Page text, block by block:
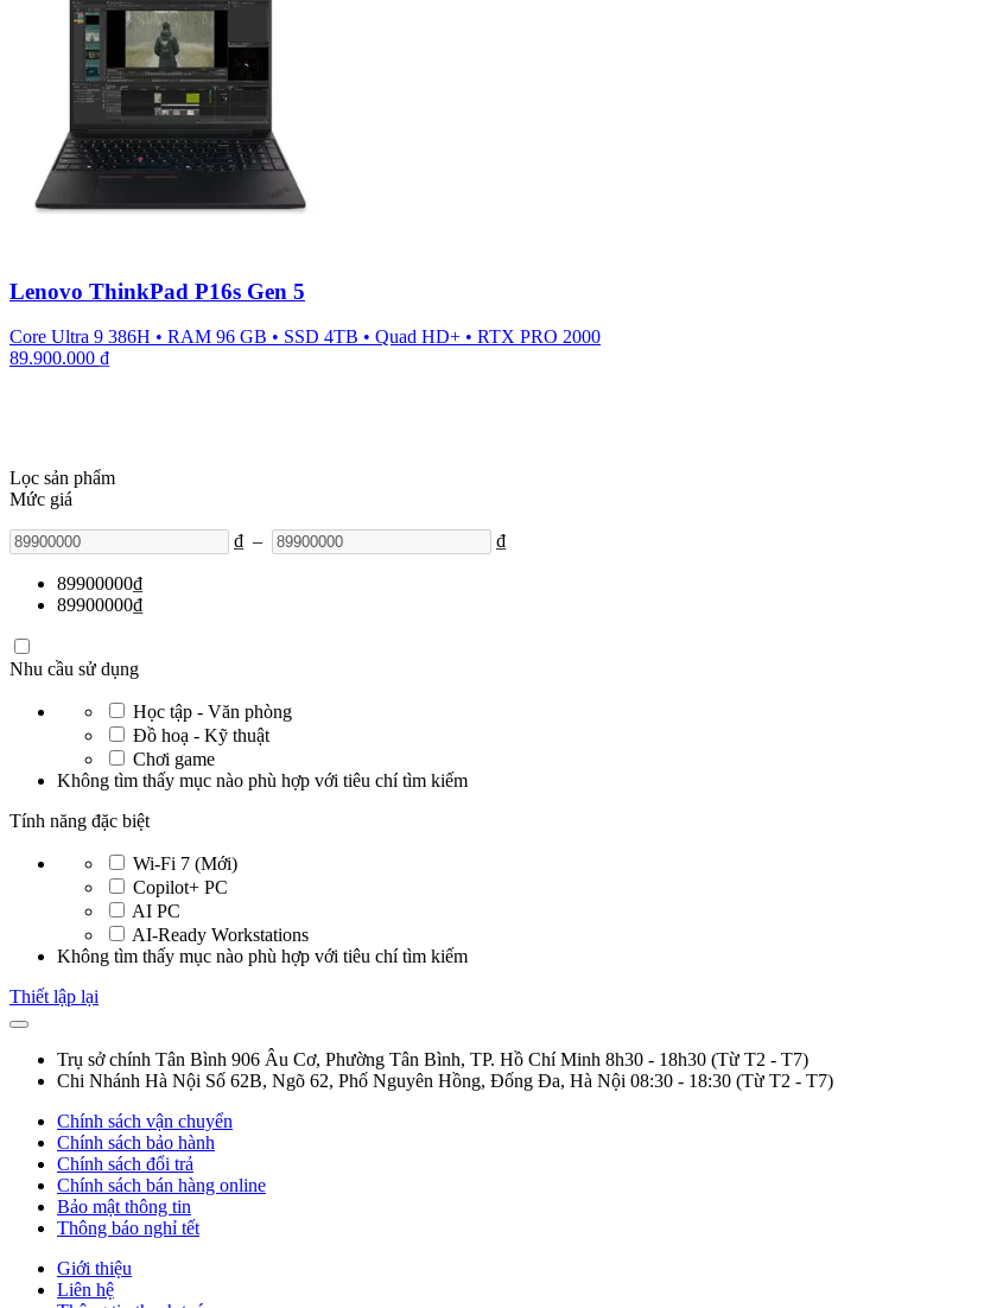
Lenovo ThinkPad P16s Gen 5
Core Ultra 9 386H • RAM 96 GB • SSD 4TB • Quad HD+ • RTX PRO 2000
89.900.000 ₫
Lọc sản phẩm
Mức giá
₫ – ₫
89900000₫
89900000₫
Nhu cầu sử dụng
Học tập - Văn phòng
Đồ hoạ - Kỹ thuật
Chơi game
Không tìm thấy mục nào phù hợp với tiêu chí tìm kiếm
Tính năng đặc biệt
Wi-Fi 7 (Mới)
Copilot+ PC
AI PC
AI-Ready Workstations
Không tìm thấy mục nào phù hợp với tiêu chí tìm kiếm
Thiết lập lại
Trụ sở chính Tân Bình 906 Âu Cơ, Phường Tân Bình, TP. Hồ Chí Minh 8h30 - 18h30 (Từ T2 - T7)
Chi Nhánh Hà Nội Số 62B, Ngõ 62, Phố Nguyên Hồng, Đống Đa, Hà Nội 08:30 - 18:30 (Từ T2 - T7)
Chính sách vận chuyển
Chính sách bảo hành
Chính sách đổi trả
Chính sách bán hàng online
Bảo mật thông tin
Thông báo nghỉ tết
Giới thiệu
Liên hệ